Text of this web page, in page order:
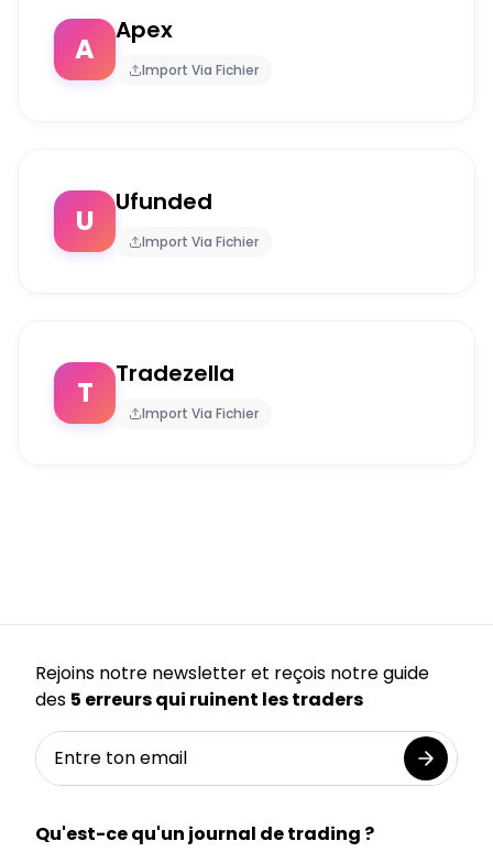
A
Apex
Import Via Fichier
U
Ufunded
Import Via Fichier
T
Tradezella
Import Via Fichier
Rejoins notre newsletter et reçois notre guide
des 5 erreurs qui ruinent les traders
Qu'est-ce qu'un journal de trading ?